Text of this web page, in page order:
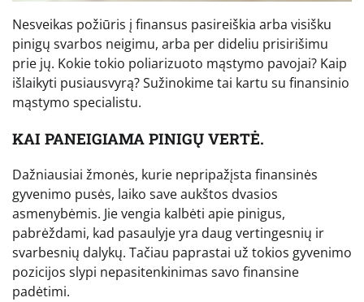
Nesveikas požiūris į finansus pasireiškia arba visišku
pinigų svarbos neigimu, arba per dideliu prisirišimu
prie jų. Kokie tokio poliarizuoto mąstymo pavojai? Kaip
išlaikyti pusiausvyrą? Sužinokime tai kartu su finansinio
mąstymo specialistu.
KAI PANEIGIAMA PINIGŲ VERTĖ.
Dažniausiai žmonės, kurie nepripažįsta finansinės
gyvenimo pusės, laiko save aukštos dvasios
asmenybėmis. Jie vengia kalbėti apie pinigus,
pabrėždami, kad pasaulyje yra daug vertingesnių ir
svarbesnių dalykų. Tačiau paprastai už tokios gyvenimo
pozicijos slypi nepasitenkinimas savo finansine
padėtimi.